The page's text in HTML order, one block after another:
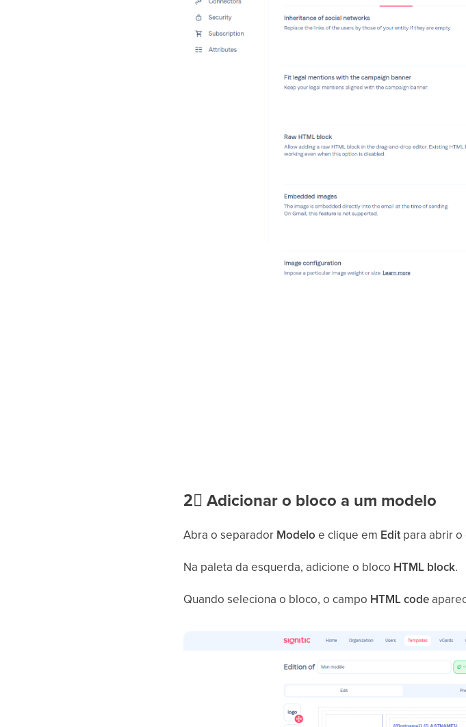
2⃣Adicionar o bloco a um modelo
Abra o separador Modelo e clique em Editpara abrir o
Na paleta da esquerda, adicione o bloco HTML block.
Quando seleciona o bloco, o campo HTML code